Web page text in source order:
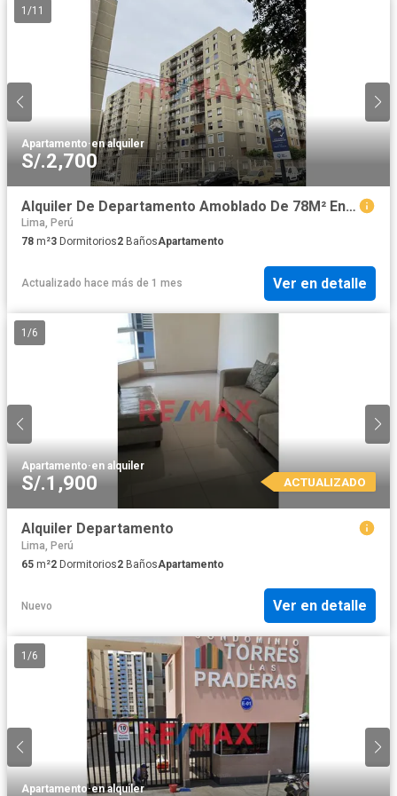
1 /11
Apartamento·en alquiler
S/.2,700
Alquiler De Departamento Amoblado De 78M² En Parques De La Huaca, San Miguel – Piso 10
Lima, Perú
78 m²3 Dormitorios2 BañosApartamento
Actualizado hace más de 1 mes Ver en detalle
1 /6
Apartamento·en alquiler
S/.1,900 ACTUALIZADO
Alquiler Departamento
Lima, Perú
65 m²2 Dormitorios2 BañosApartamento
Nuevo Ver en detalle
1 /6
Apartamento·en alquiler